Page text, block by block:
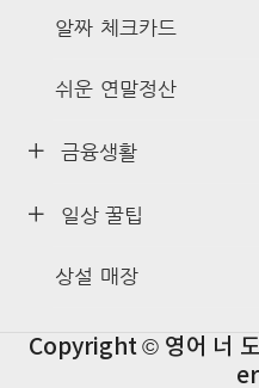
알짜 체크카드
쉬운 연말정산
금융생활
일상 꿀팁
상설 매장
Copyright © 영어 너